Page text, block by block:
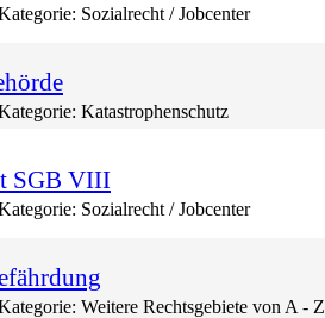
Sozialrecht / Jobcenter
Katastrophenschutz
SGB VIII
Sozialrecht / Jobcenter
Weitere Rechtsgebiete von A - Z